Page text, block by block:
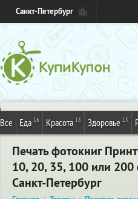
Санкт-Петербург
Все Еда 16 Красота 18 Здоровье 15
Печать фотокниг
10, 20, 35, 100 или
Санкт-Петербург